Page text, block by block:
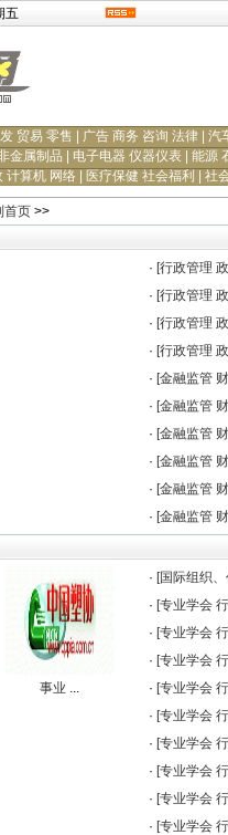
五
贸易 零售 广告 商务 咨询 法律 汽
金属制品 电子电器 仪器仪表 能源
计算机 网络 医疗保健 社会福利 社
首页 >>
· [行政管理
· [行政管理
· [行政管理
· [行政管理
· [金融监管
· [金融监管
· [金融监管
· [金融监管
· [金融监管
· [金融监管
事业 ...
· [国际组织
· [专业学会
· [专业学会
· [专业学会
· [专业学会
· [专业学会
· [专业学会
· [专业学会
· [专业学会
· [专业学会